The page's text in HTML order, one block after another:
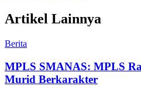
Artikel Lainnya
Berita
MPLS SMANAS: MPLS
Murid Berkarakter